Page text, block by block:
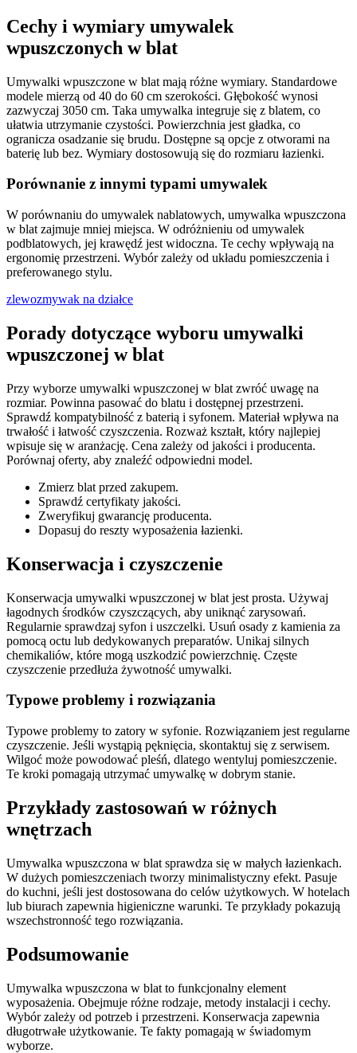
Cechy i wymiary umywalek
wpuszczonych w blat
Umywalki wpuszczone w blat mają różne wymiary. Standardowe
modele mierzą od 40 do 60 cm szerokości. Głębokość wynosi
zazwyczaj 3050 cm. Taka umywalka integruje się z blatem, co
ułatwia utrzymanie czystości. Powierzchnia jest gładka, co
ogranicza osadzanie się brudu. Dostępne są opcje z otworami na
baterię lub bez. Wymiary dostosowują się do rozmiaru łazienki.
Porównanie z innymi typami umywalek
W porównaniu do umywalek nablatowych, umywalka wpuszczona
w blat zajmuje mniej miejsca. W odróżnieniu od umywalek
podblatowych, jej krawędź jest widoczna. Te cechy wpływają na
ergonomię przestrzeni. Wybór zależy od układu pomieszczenia i
preferowanego stylu.
zlewozmywak na działce
Porady dotyczące wyboru umywalki
wpuszczonej w blat
Przy wyborze umywalki wpuszczonej w blat zwróć uwagę na
rozmiar. Powinna pasować do blatu i dostępnej przestrzeni.
Sprawdź kompatybilność z baterią i syfonem. Materiał wpływa na
trwałość i łatwość czyszczenia. Rozważ kształt, który najlepiej
wpisuje się w aranżację. Cena zależy od jakości i producenta.
Porównaj oferty, aby znaleźć odpowiedni model.
Zmierz blat przed zakupem.
Sprawdź certyfikaty jakości.
Zweryfikuj gwarancję producenta.
Dopasuj do reszty wyposażenia łazienki.
Konserwacja i czyszczenie
Konserwacja umywalki wpuszczonej w blat jest prosta. Używaj
łagodnych środków czyszczących, aby uniknąć zarysowań.
Regularnie sprawdzaj syfon i uszczelki. Usuń osady z kamienia za
pomocą octu lub dedykowanych preparatów. Unikaj silnych
chemikaliów, które mogą uszkodzić powierzchnię. Częste
czyszczenie przedłuża żywotność umywalki.
Typowe problemy i rozwiązania
Typowe problemy to zatory w syfonie. Rozwiązaniem jest regularne
czyszczenie. Jeśli wystąpią pęknięcia, skontaktuj się z serwisem.
Wilgoć może powodować pleśń, dlatego wentyluj pomieszczenie.
Te kroki pomagają utrzymać umywalkę w dobrym stanie.
Przykłady zastosowań w różnych
wnętrzach
Umywalka wpuszczona w blat sprawdza się w małych łazienkach.
W dużych pomieszczeniach tworzy minimalistyczny efekt. Pasuje
do kuchni, jeśli jest dostosowana do celów użytkowych. W hotelach
lub biurach zapewnia higieniczne warunki. Te przykłady pokazują
wszechstronność tego rozwiązania.
Podsumowanie
Umywalka wpuszczona w blat to funkcjonalny element
wyposażenia. Obejmuje różne rodzaje, metody instalacji i cechy.
Wybór zależy od potrzeb i przestrzeni. Konserwacja zapewnia
długotrwałe użytkowanie. Te fakty pomagają w świadomym
wyborze.